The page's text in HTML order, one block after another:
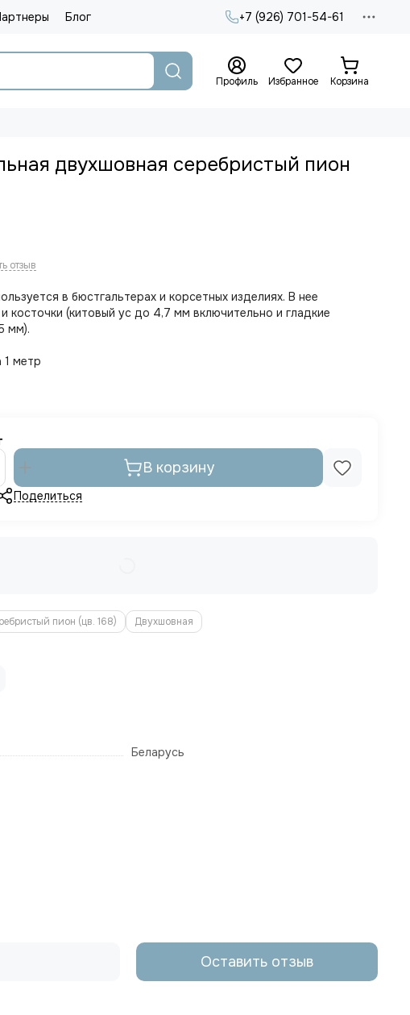
Блог +7 (926) 701-54-61
Профиль Избранное Корзина
двухшовная серебристый пион
отзыв
в бюстгальтерах и корсетных изделиях. В нее
косточки (китовый ус до 4,7 мм включительно и гладкие
мм).
1 метр
В корзину
Поделиться
пион (цв. 168) Двухшовная
Беларусь
Оставить отзыв